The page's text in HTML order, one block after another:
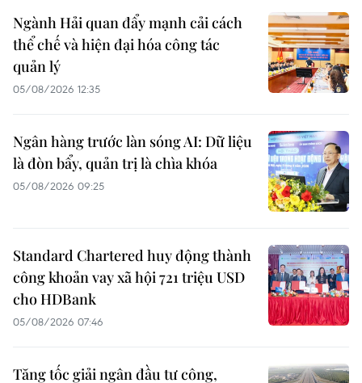
Ngành Hải quan đẩy mạnh cải cách
thể chế và hiện đại hóa công tác
quản lý
05/08/2026 12:35
Ngân hàng trước làn sóng AI: Dữ liệu
là đòn bẩy, quản trị là chìa khóa
05/08/2026 09:25
Standard Chartered huy động thành
công khoản vay xã hội 721 triệu USD
cho HDBank
05/08/2026 07:46
Tăng tốc giải ngân đầu tư công,